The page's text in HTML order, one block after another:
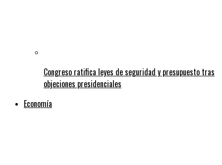
Congreso ratifica leyes de seguridad y presupuesto tras
objeciones presidenciales
Economía